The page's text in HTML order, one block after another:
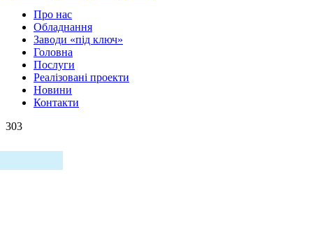
Про нас
Обладнання
Заводи «під ключ»
Головна
Послуги
Реалізовані проекти
Новини
Контакти
303